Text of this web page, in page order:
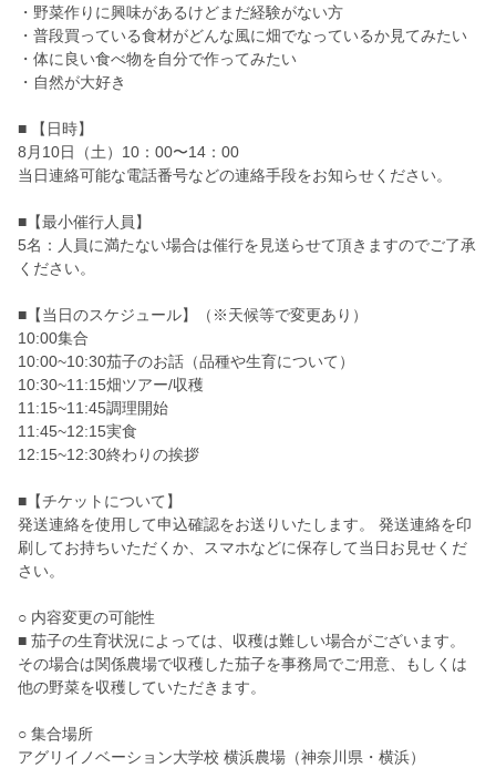
・野菜作りに興味があるけどまだ経験がない方
・普段買っている食材がどんな風に畑でなっているか見てみたい
・体に良い食べ物を自分で作ってみたい
・自然が大好き
■ 【日時】
8月10日（土）10：00〜14：00
当日連絡可能な電話番号などの連絡手段をお知らせください。
■【最小催行人員】
5名：人員に満たない場合は催行を見送らせて頂きますのでご了承
ください。
■【当日のスケジュール】（※天候等で変更あり）
10:00集合
10:00~10:30茄子のお話（品種や生育について）
10:30~11:15畑ツアー/収穫
11:15~11:45調理開始
11:45~12:15実食
12:15~12:30終わりの挨拶
■【チケットについて】
発送連絡を使用して申込確認をお送りいたします。 発送連絡を印
刷してお持ちいただくか、スマホなどに保存して当日お見せくだ
さい。
○ 内容変更の可能性
■ 茄子の生育状況によっては、収穫は難しい場合がございます。
その場合は関係農場で収穫した茄子を事務局でご用意、もしくは
他の野菜を収穫していただきます。
○ 集合場所
アグリイノベーション大学校 横浜農場（神奈川県・横浜）